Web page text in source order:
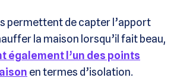
permettent de capter l’apport
la maison lorsqu’il fait beau,
également l’un des points
en termes d’isolation.